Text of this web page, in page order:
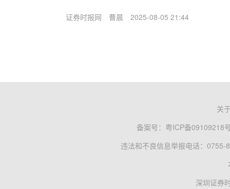
证券时报网 曹晨 2025-08-05 21:44
关
备案号： 粤ICP备09109218
违法和不良信息举报电话：0755-
深圳证券